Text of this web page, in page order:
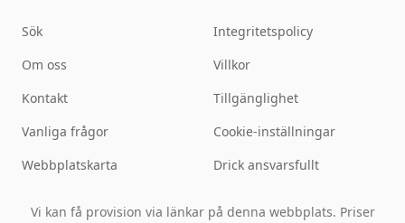
Sök
Om oss
Kontakt
Vanliga frågor
Webbplatskarta
Integritetspolicy
Villkor
Tillgänglighet
Cookie-inställningar
Drick ansvarsfullt
Vi kan få provision via länkar på denna webbplats. Priser